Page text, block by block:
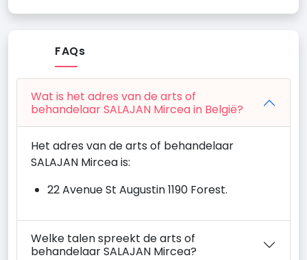
FAQs
Wat is het adres van de arts of
behandelaar SALAJAN Mircea in België?
Het adres van de arts of behandelaar
SALAJAN Mircea is:
22 Avenue St Augustin 1190 Forest.
Welke talen spreekt de arts of
behandelaar SALAJAN Mircea?